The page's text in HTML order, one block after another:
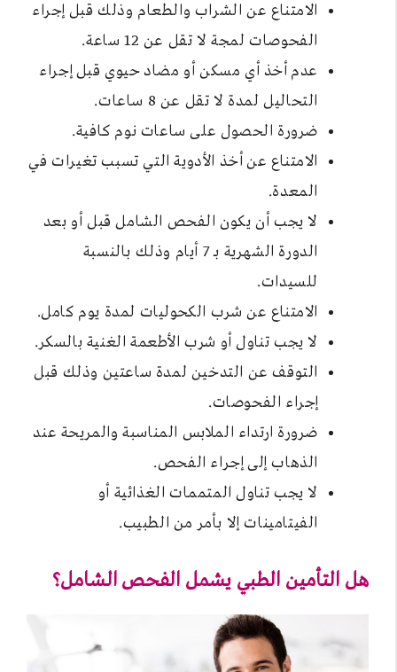
الامتناع عن الشراب والطعام وذلك قبل إجراء
الفحوصات لمجة لا تقل عن 12 ساعة.
عدم أخذ أي مسكن أو مضاد حيوي قبل إجراء
التحاليل لمدة لا تقل عن 8 ساعات.
ضرورة الحصول على ساعات نوم كافية.
الامتناع عن أخذ الأدوية التي تسبب تغيرات في
المعدة.
لا يجب أن يكون الفحص الشامل قبل أو بعد
الدورة الشهرية بـ 7 أيام وذلك بالنسبة
للسيدات.
الامتناع عن شرب الكحوليات لمدة يوم كامل.
لا يجب تناول أو شرب الأطعمة الغنية بالسكر.
التوقف عن التدخين لمدة ساعتين وذلك قبل
إجراء الفحوصات.
ضرورة ارتداء الملابس المناسبة والمريحة عند
الذهاب إلى إجراء الفحص.
لا يجب تناول المتممات الغذائية أو
الفيتامينات إلا بأمر من الطبيب.
هل التأمين الطبي يشمل الفحص الشامل؟